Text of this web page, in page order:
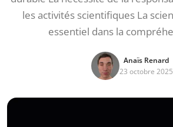
les activités scientifiques La
essentiel dans la
Anaïs Renard
23 octobre 2025